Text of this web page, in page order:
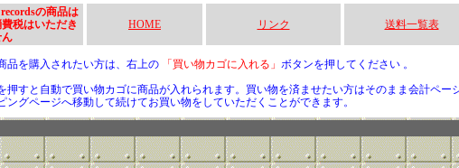
の商品は
税はいただき
ん
HOME リンク 送料一覧表
品を購入されたい方は、右上の 「買い物カゴに入れる」 ボタンを押してください 。
押すと自動で買い物カゴに商品が入れられます。買い物を済ませたい方はそのまま会計ペ
ングページへ移動して続けてお買い物をしていただくことができます。